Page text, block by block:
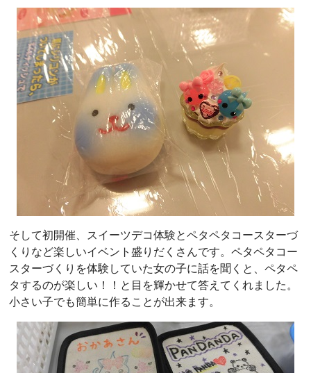
そして初開催、スイーツデコ体験とペタペタコースターづ
くりなど楽しいイベント盛りだくさんです。ペタペタコー
スターづくりを体験していた女の子に話を聞くと、ペタペ
タするのが楽しい！！と目を輝かせて答えてくれました。
小さい子でも簡単に作ることが出来ます。